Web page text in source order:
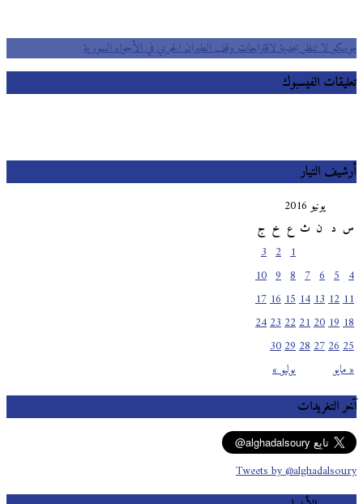
موسكو لا تنظر بجدية لاقتراحات وقف الطيران الحربي في الأجواء السورية
تعليقات الفيسبوك
أرشيف التيار
يونيو 2016
س
ث خ ج
« مايو يوليو »
10
11
12
13
14
15
16
17
18
19
20
21
22
23
24
25
26
27
28
29
30
آخر التغريدات
Tweets by @alghadalsoury